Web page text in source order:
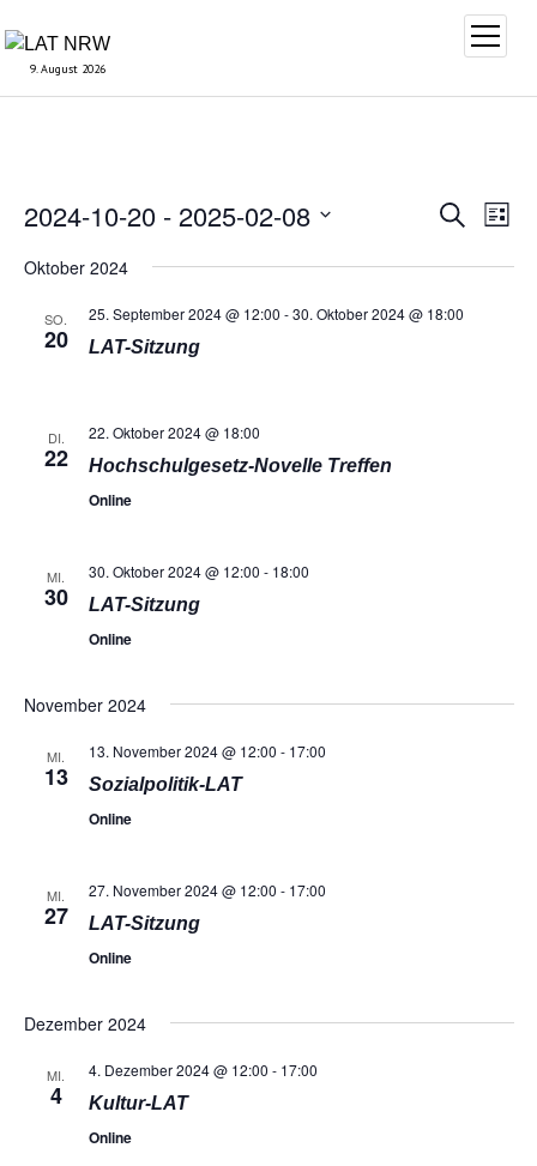
9. August 2026
Menü
öffnen
und
Suche
Liste
2024-10-20 - 2025-02-08
wählen.
Oktober 2024
SO.
20
25. September 2024 @ 12:00 -30. Oktober 2024 @ 18:00
LAT-Sitzung
DI.
22
22. Oktober 2024 @ 18:00
Hochschulgesetz-Novelle Treffen
Online
MI.
30
30. Oktober 2024 @ 12:00 - 18:00
LAT-Sitzung
Online
November 2024
MI.
13
13. November 2024 @ 12:00 - 17:00
Sozialpolitik-LAT
Online
MI.
27
27. November 2024 @ 12:00 - 17:00
LAT-Sitzung
Online
Dezember 2024
MI.
4
4. Dezember 2024 @ 12:00 - 17:00
Kultur-LAT
Online